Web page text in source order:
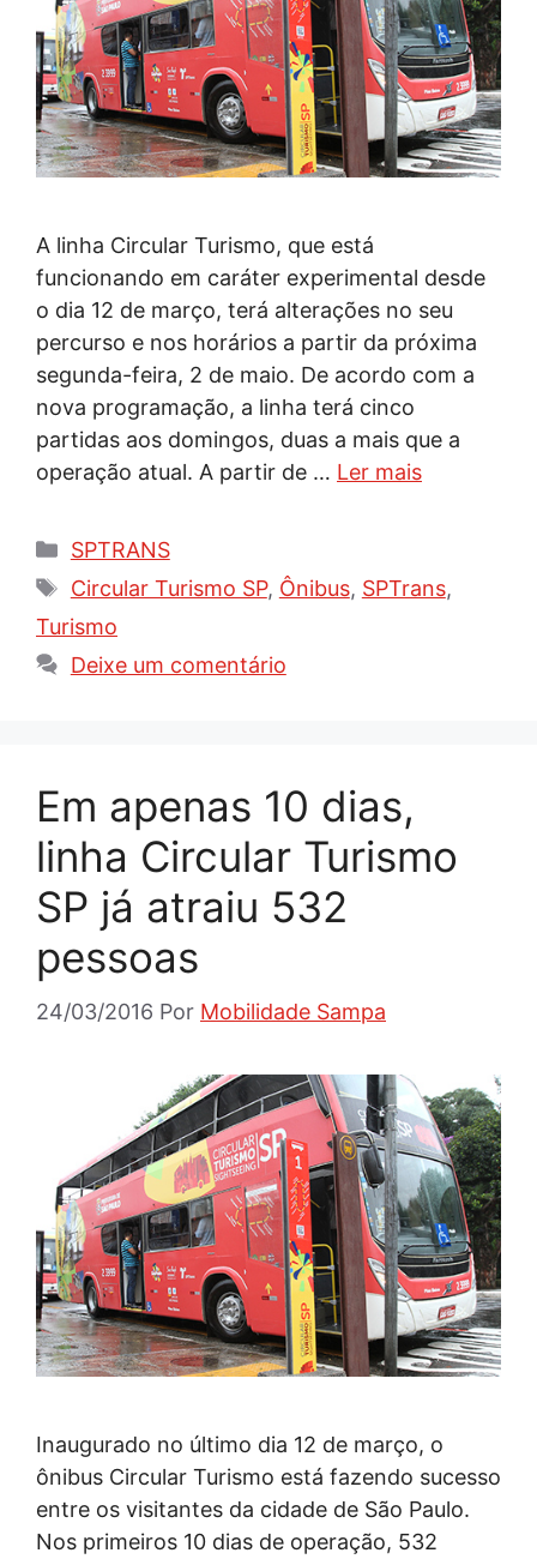
A linha Circular Turismo, que está
funcionando em caráter experimental desde
o dia 12 de março, terá alterações no seu
percurso e nos horários a partir da próxima
segunda-feira, 2 de maio. De acordo com a
nova programação, a linha terá cinco
partidas aos domingos, duas a mais que a
operação atual. A partir de … Ler mais
Categorias
SPTRANS
Tags
Circular Turismo SP, Ônibus, SPTrans,
Turismo
Deixe um comentário
Em apenas 10 dias,
linha Circular Turismo
SP já atraiu 532
pessoas
24/03/2016 Por Mobilidade Sampa
Inaugurado no último dia 12 de março, o
ônibus Circular Turismo está fazendo sucesso
entre os visitantes da cidade de São Paulo.
Nos primeiros 10 dias de operação, 532